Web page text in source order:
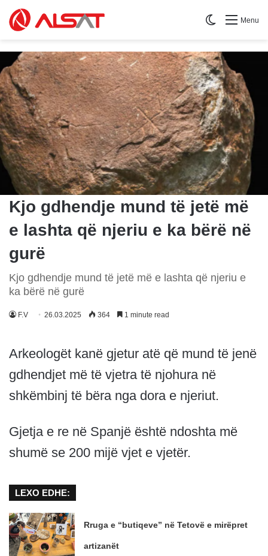
Menu
Switch skin
Kjo gdhendje mund të jetë më
e lashta që njeriu e ka bërë në
gurë
Kjo gdhendje mund të jetë më e lashta që njeriu e
ka bërë në gurë
F.V 26.03.2025 364 1 minute read
Arkeologët kanë gjetur atë që mund të jenë
gdhendjet më të vjetra të njohura në
shkëmbinj të bëra nga dora e njeriut.
Gjetja e re në Spanjë është ndoshta më
shumë se 200 mijë vjet e vjetër.
LEXO EDHE:
Rruga e “butiqeve” në Tetovë e mirëpret
artizanët